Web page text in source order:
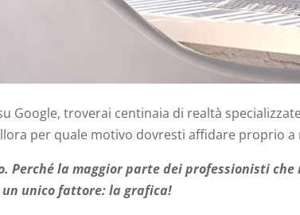
Google, troverai centinaia di realtà
per quale motivo dovresti affidare proprio
Perché la maggior parte dei professionisti
un unico fattore: la grafica!